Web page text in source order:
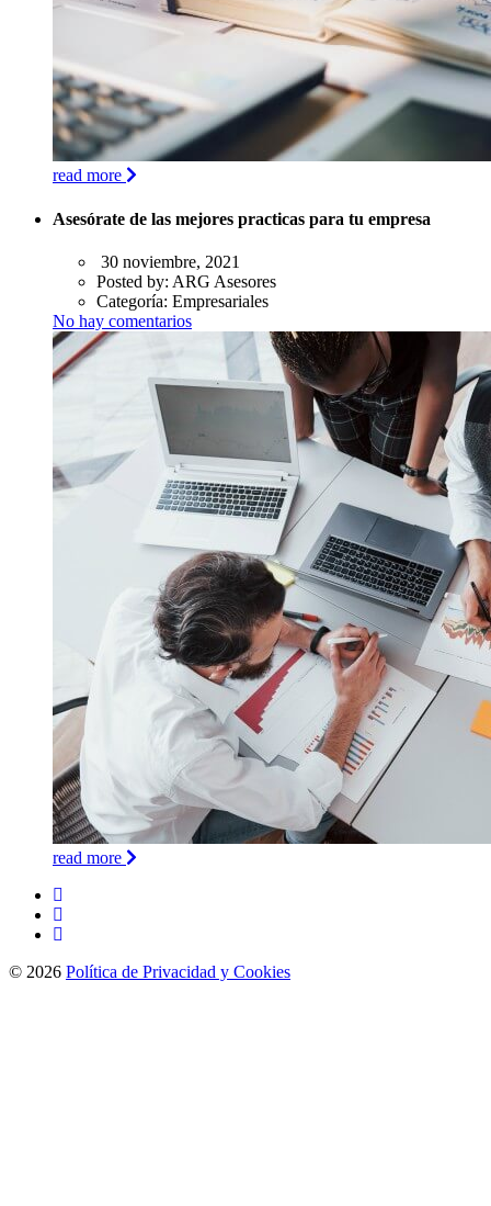
read more
Asesórate de las mejores practicas para tu empresa
30 noviembre, 2021
Posted by: ARG Asesores
Categoría: Empresariales
No hay comentarios
read more
© 2026 Política de Privacidad y Cookies